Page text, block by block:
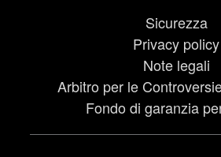
Sicurezza
Privacy policy
Note legali
Arbitro per le
Fondo di garanzia